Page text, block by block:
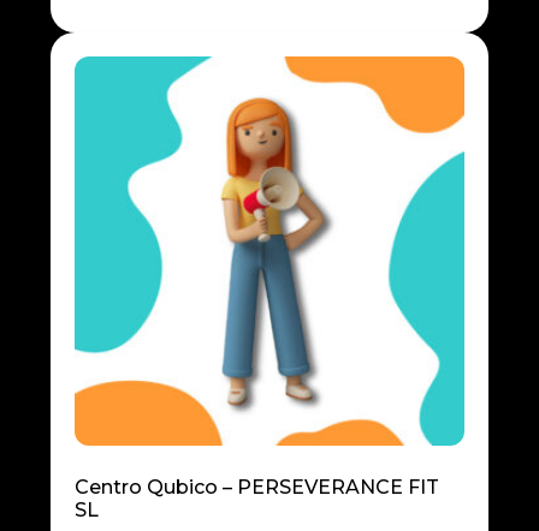
Centro Qubico – PERSEVERANCE FIT
SL